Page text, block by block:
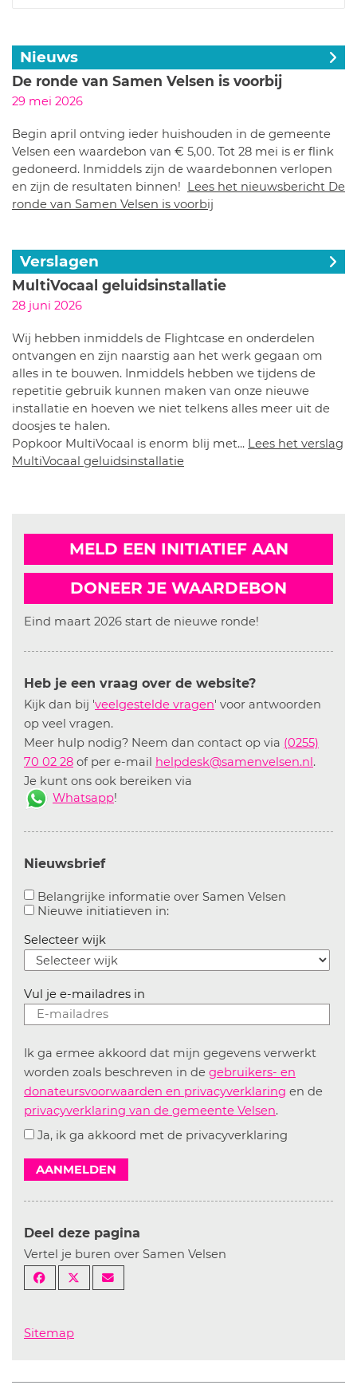
Nieuws
De ronde van Samen Velsen is voorbij
29 mei 2026
Begin april ontving ieder huishouden in de gemeente
Velsen een waardebon van € 5,00. Tot 28 mei is er flink
gedoneerd. Inmiddels zijn de waardebonnen verlopen
en zijn de resultaten binnen! Lees het nieuwsbericht De
ronde van Samen Velsen is voorbij
Verslagen
MultiVocaal geluidsinstallatie
28 juni 2026
Wij hebben inmiddels de Flightcase en onderdelen
ontvangen en zijn naarstig aan het werk gegaan om
alles in te bouwen. Inmiddels hebben we tijdens de
repetitie gebruik kunnen maken van onze nieuwe
installatie en hoeven we niet telkens alles meer uit de
doosjes te halen.
Popkoor MultiVocaal is enorm blij met... Lees het verslag
MultiVocaal geluidsinstallatie
MELD EEN INITIATIEF AAN
DONEER JE WAARDEBON
Eind maart 2026 start de nieuwe ronde!
Heb je een vraag over de website?
Kijk dan bij 'veelgestelde vragen' voor antwoorden
op veel vragen.
Meer hulp nodig? Neem dan contact op via (0255)
70 02 28 of per e-mail helpdesk@samenvelsen.nl.
Je kunt ons ook bereiken via
Whatsapp!
Nieuwsbrief
Belangrijke informatie over Samen Velsen
Nieuwe initiatieven in:Aanvinken om informatie over
Selecteer wijk
Vul je e-mailadres in
Ik ga ermee akkoord dat mijn gegevens verwerkt
worden zoals beschreven in de gebruikers- en
donateursvoorwaarden en privacyverklaring en de
privacyverklaring van de gemeente Velsen.
Ja, ik ga akkoord met de privacyverklaring
AANMELDEN
Deel deze pagina
Vertel je buren over Samen Velsen
Sitemap